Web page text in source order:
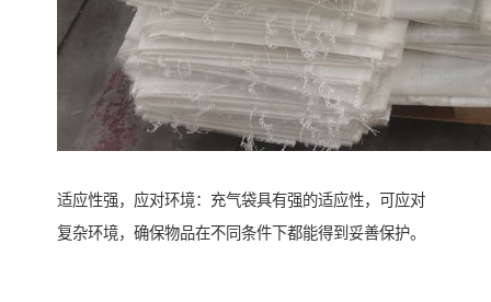
适应性强，应对环境：充气袋具有强的适应性，可应对
复杂环境，确保物品在不同条件下都能得到妥善保护。